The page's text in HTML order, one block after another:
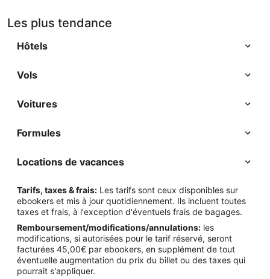
Les plus tendance
Hôtels
Vols
Voitures
Formules
Locations de vacances
Tarifs, taxes & frais: Les tarifs sont ceux disponibles sur
ebookers et mis à jour quotidiennement. Ils incluent toutes
taxes et frais, à l'exception d'éventuels frais de bagages.
Remboursement/modifications/annulations: les
modifications, si autorisées pour le tarif réservé, seront
facturées 45,00€ par ebookers, en supplément de tout
éventuelle augmentation du prix du billet ou des taxes qui
pourrait s'appliquer.